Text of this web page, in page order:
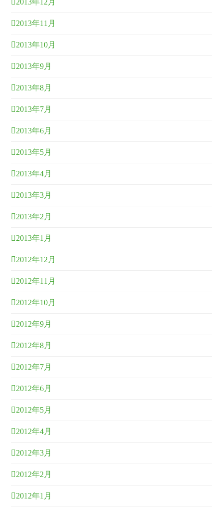
2013年12月
2013年11月
2013年10月
2013年9月
2013年8月
2013年7月
2013年6月
2013年5月
2013年4月
2013年3月
2013年2月
2013年1月
2012年12月
2012年11月
2012年10月
2012年9月
2012年8月
2012年7月
2012年6月
2012年5月
2012年4月
2012年3月
2012年2月
2012年1月